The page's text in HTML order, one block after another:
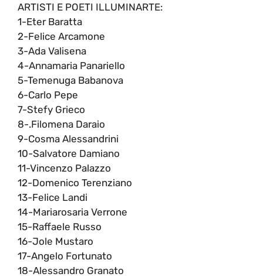
ARTISTI E POETI ILLUMINARTE:
1-Eter Baratta
2-Felice Arcamone
3-Ada Valisena
4-Annamaria Panariello
5-Temenuga Babanova
6-Carlo Pepe
7-Stefy Grieco
8-.Filomena Daraio
9-Cosma Alessandrini
10-Salvatore Damiano
11-Vincenzo Palazzo
12-Domenico Terenziano
13-Felice Landi
14-Mariarosaria Verrone
15-Raffaele Russo
16-Jole Mustaro
17-Angelo Fortunato
18-Alessandro Granato